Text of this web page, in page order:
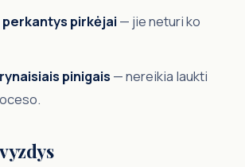
perkantys pirkėjai— jie neturi ko
pinigais — nereikia laukti